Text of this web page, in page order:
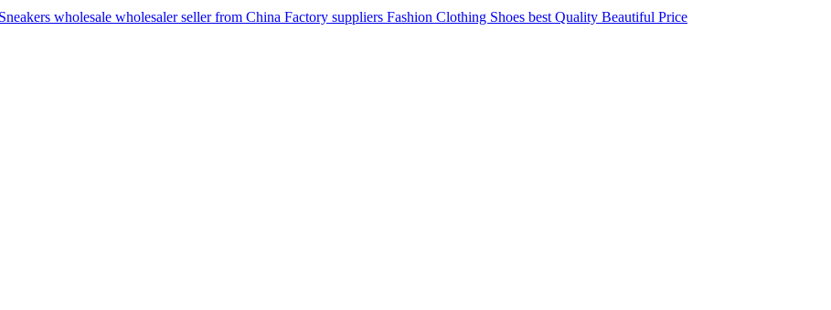
wholesale wholesaler seller from China Factory suppliers Fashion Clothing Shoes best Quality Beautiful Price